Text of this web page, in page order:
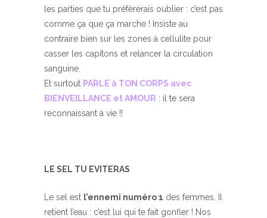
les parties que tu préfèrerais oublier : c’est pas
comme ça que ça marche ! Insiste au
contraire bien sur les zones à cellulite pour
casser les capitons et relancer la circulation
sanguine.
Et surtout PARLE à TON CORPS avec
BIENVEILLANCE et AMOUR : il te sera
reconnaissant à vie !!
LE SEL TU EVITERAS
Le sel est l’ennemi numéro 1 des femmes. Il
retient l’eau : c’est lui qui te fait gonfler ! Nos